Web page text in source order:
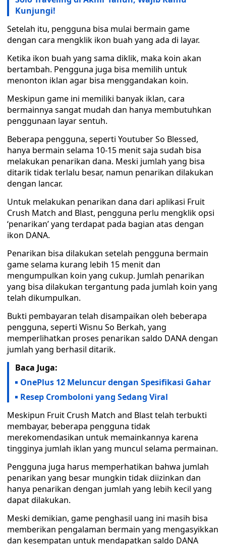
Kunjungi!
Setelah itu, pengguna bisa mulai bermain game
dengan cara mengklik ikon buah yang ada di layar.
Ketika ikon buah yang sama diklik, maka koin akan
bertambah. Pengguna juga bisa memilih untuk
menonton iklan agar bisa menggandakan koin.
Meskipun game ini memiliki banyak iklan, cara
bermainnya sangat mudah dan hanya membutuhkan
penggunaan layar sentuh.
Beberapa pengguna, seperti Youtuber So Blessed,
hanya bermain selama 10-15 menit saja sudah bisa
melakukan penarikan dana. Meski jumlah yang bisa
ditarik tidak terlalu besar, namun penarikan dilakukan
dengan lancar.
Untuk melakukan penarikan dana dari aplikasi Fruit
Crush Match and Blast, pengguna perlu mengklik opsi
‘penarikan’ yang terdapat pada bagian atas dengan
ikon DANA.
Penarikan bisa dilakukan setelah pengguna bermain
game selama kurang lebih 15 menit dan
mengumpulkan koin yang cukup. Jumlah penarikan
yang bisa dilakukan tergantung pada jumlah koin yang
telah dikumpulkan.
Bukti pembayaran telah disampaikan oleh beberapa
pengguna, seperti Wisnu So Berkah, yang
memperlihatkan proses penarikan saldo DANA dengan
jumlah yang berhasil ditarik.
Baca Juga:
OnePlus 12 Meluncur dengan Spesifikasi Gahar
Resep Cromboloni yang Sedang Viral
Meskipun Fruit Crush Match and Blast telah terbukti
membayar, beberapa pengguna tidak
merekomendasikan untuk memainkannya karena
tingginya jumlah iklan yang muncul selama permainan.
Pengguna juga harus memperhatikan bahwa jumlah
penarikan yang besar mungkin tidak diizinkan dan
hanya penarikan dengan jumlah yang lebih kecil yang
dapat dilakukan.
Meski demikian, game penghasil uang ini masih bisa
memberikan pengalaman bermain yang mengasyikkan
dan kesempatan untuk mendapatkan saldo DANA